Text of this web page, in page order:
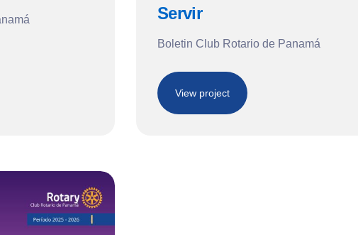
Servir
Boletin Club Rotario de Panamá
View project